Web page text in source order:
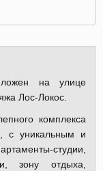
на улице
Лос-Локос.
комплекса
с уникальным и
студии,
зону отдыха,